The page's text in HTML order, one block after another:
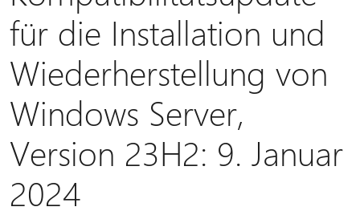
für die Installation und
Wiederherstellung von
Windows Server,
Version 23H2: 9. Januar
2024